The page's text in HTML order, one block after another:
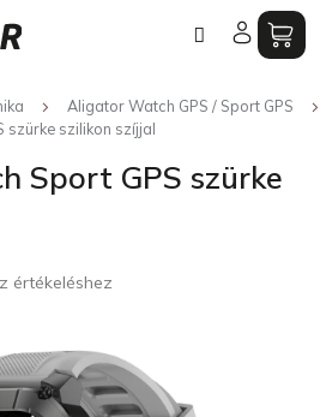
Aligator Watch GPS / Sport GPS
szürke szilikon szíjjal
Sport GPS szürke
értékeléshez